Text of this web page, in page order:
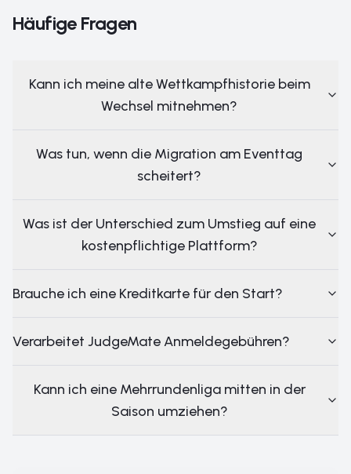
Häufige Fragen
Kann ich meine alte Wettkampfhistorie beim
Wechsel mitnehmen?
Was tun, wenn die Migration am Eventtag
scheitert?
Was ist der Unterschied zum Umstieg auf eine
kostenpflichtige Plattform?
Brauche ich eine Kreditkarte für den Start?
Verarbeitet JudgeMate Anmeldegebühren?
Kann ich eine Mehrrundenliga mitten in der
Saison umziehen?